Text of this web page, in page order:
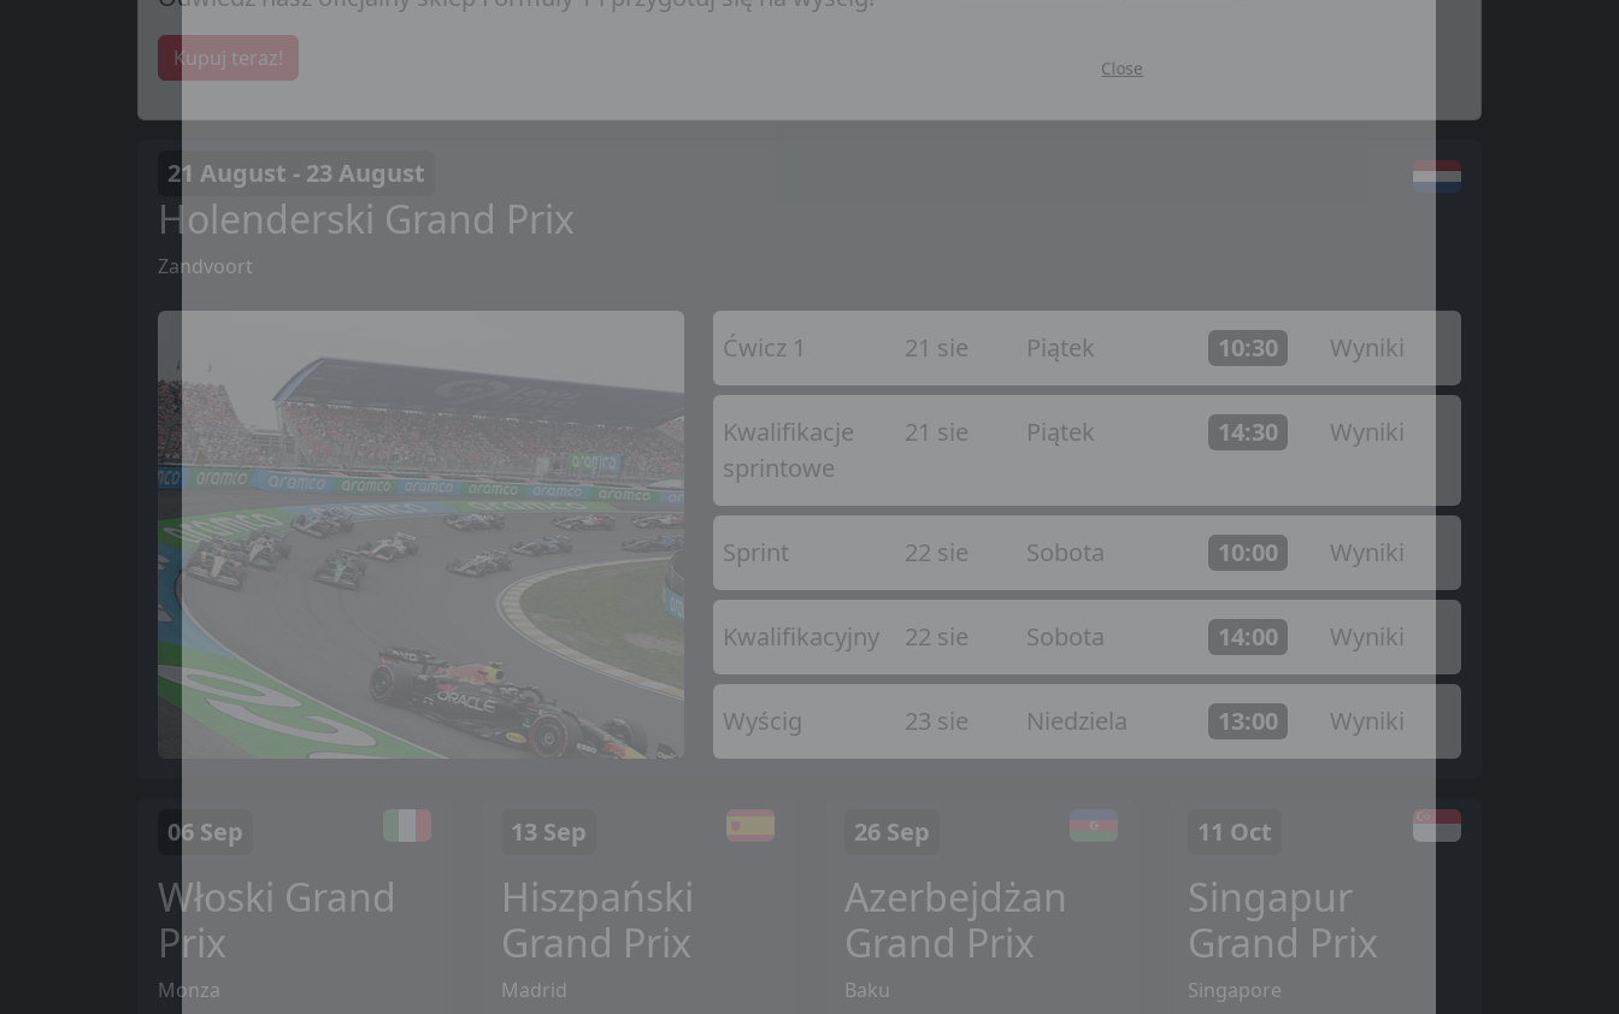
Close
Kupuj teraz!
21 August - 23 August
Holenderski Grand Prix
Zandvoort
Ćwicz 1 21 sie Piątek 10:30 Wyniki
Kwalifikacje
sprintowe
21 sie Piątek 14:30 Wyniki
Sprint 22 sie Sobota 10:00 Wyniki
Kwalifikacyjny 22 sie Sobota 14:00 Wyniki
Wyścig 23 sie Niedziela 13:00 Wyniki
06 Sep
Włoski Grand
Prix
Monza
13 Sep
Hiszpański
Grand Prix
Madrid
26 Sep
Azerbejdżan
Grand Prix
Baku
11 Oct
Singapur
Grand Prix
Singapore